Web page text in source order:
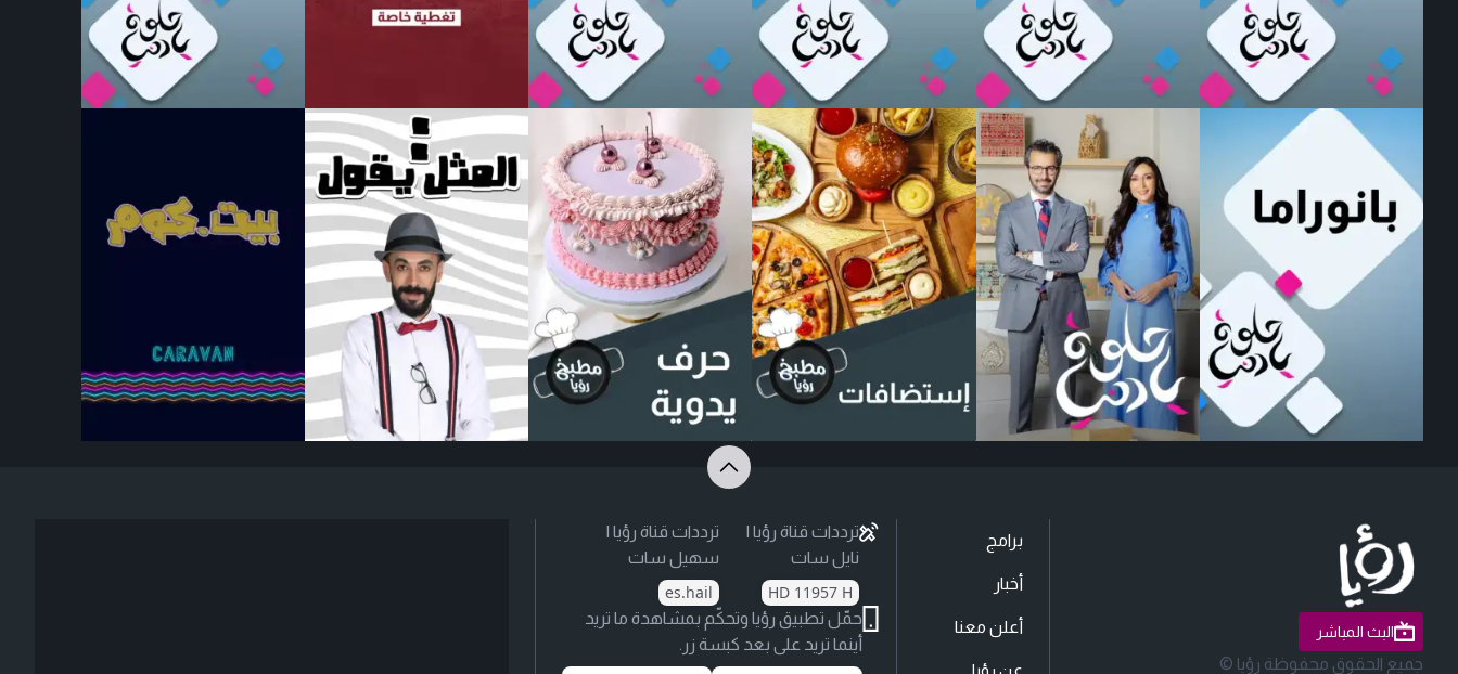
البث المباشر
جميع الحقوق محفوظة رؤيا ©
برامج
أخبار
أعلن معنا
عن رؤيا
ترددات قناة رؤيا |
نايل سات
HD 11957 H
ترددات قناة رؤيا |
سهيل سات
es.hail
حمّل تطبيق رؤيا وتحكّم بمشاهدة ما تريد
أينما تريد على بعد كبسة زر.